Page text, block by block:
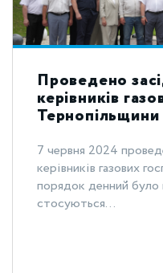
Проведено
керівників
Тернопільщини
7 червня 2024
керівників газових
порядок денний було
стосуються...